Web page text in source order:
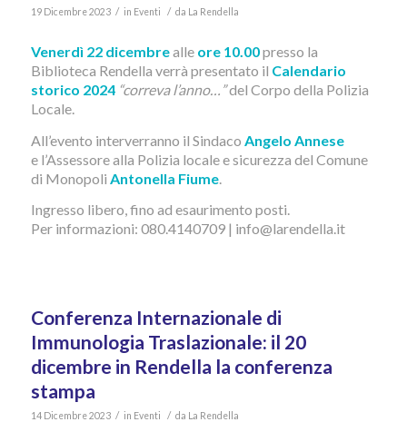
19 Dicembre 2023 / in Eventi / da La Rendella
Venerdì 22 dicembrealleore 10.00presso la
Biblioteca Rendella verrà presentato il Calendario
storico 2024“correva l’anno…”del Corpo della Polizia
Locale.
All’evento interverranno il Sindaco Angelo Annese
e l’Assessore alla Polizia locale e sicurezza del Comune
di Monopoli Antonella Fiume.
Ingresso libero, fino ad esaurimento posti.
Per informazioni: 080.4140709 | info@larendella.it
Conferenza Internazionale di
Immunologia Traslazionale: il 20
dicembre in Rendella la conferenza
stampa
14 Dicembre 2023 / in Eventi / da La Rendella